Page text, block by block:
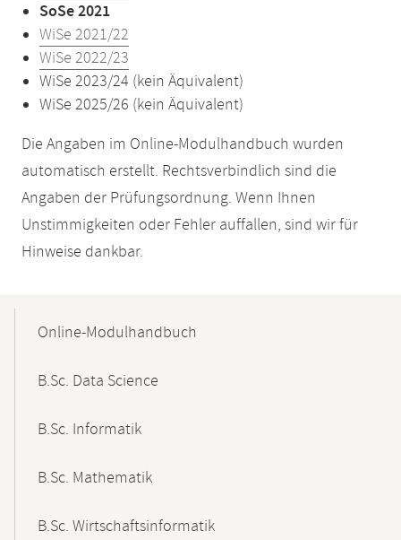
SoSe 2021
WiSe 2021/22
WiSe 2022/23
WiSe 2023/24 (kein Äquivalent)
WiSe 2025/26 (kein Äquivalent)
Die Angaben im Online-Modulhandbuch wurden
automatisch erstellt. Rechtsverbindlich sind die
Angaben der Prüfungsordnung. Wenn Ihnen
Unstimmigkeiten oder Fehler auffallen, sind wir für
Hinweise dankbar.
NavigationOnline-Modulhandbuch
B.Sc. Data Science
B.Sc. Informatik
B.Sc. Mathematik
B.Sc. Wirtschaftsinformatik